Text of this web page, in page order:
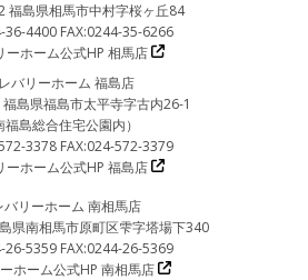
福島県相馬市中村字桜ヶ丘84
36-4400 FAX:0244-35-6266
ーホーム公式HP 相馬店
バリーホーム 福島店
島県福島市太平寺字古内26-1
福島総合住宅公園内）
3378 FAX:024-572-3379
ーホーム公式HP 福島店
バリーホーム 南相馬店
県南相馬市原町区雫字塔場下340
26-5359 FAX:0244-26-5369
ホーム公式HP 南相馬店